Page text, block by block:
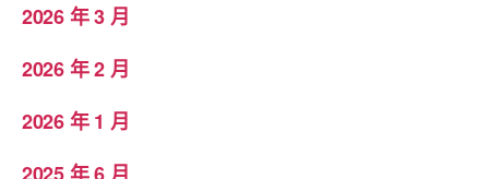
2026 年 3 月
2026 年 2 月
2026 年 1 月
2025 年 6 月